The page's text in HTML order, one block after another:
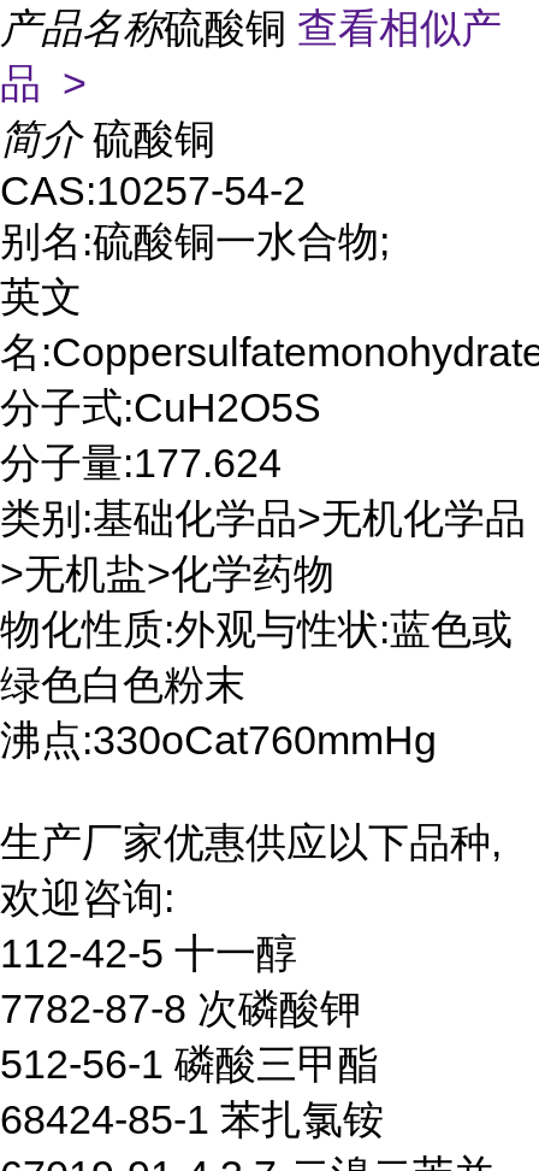
产品名称硫酸铜 查看相似产
品 >
简介 硫酸铜
CAS:10257-54-2
别名:硫酸铜一水合物;
英文
名
分子式:CuH2O5S
分子量:177.624
类别:基础化学品>无机化学品
>无机盐>化学药物
物化性质:外观与性状:蓝色或
绿色白色粉末
沸点:330oCat760mmHg
生产厂家优惠供应以下品种,
欢迎咨询:
112-42-5 十一醇
7782-87-8 次磷酸钾
512-56-1 磷酸三甲酯
68424-85-1 苯扎氯铵